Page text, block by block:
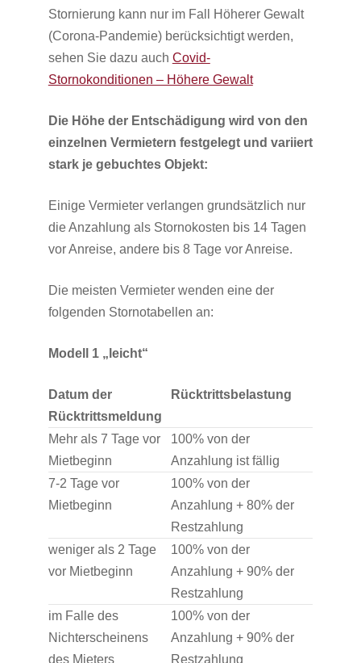
Stornierung kann nur im Fall Höherer Gewalt
(Corona-Pandemie) berücksichtigt werden,
sehen Sie dazu auch Covid-
Stornokonditionen – Höhere Gewalt
Die Höhe der Entschädigung wird von den
einzelnen Vermietern festgelegt und variiert
stark je gebuchtes Objekt:
Einige Vermieter verlangen grundsätzlich nur
die Anzahlung als Stornokosten bis 14 Tagen
vor Anreise, andere bis 8 Tage vor Anreise.
Die meisten Vermieter wenden eine der
folgenden Stornotabellen an:
Modell 1 „leicht“
Datum der
Rücktrittsmeldung
Rücktrittsbelastung
Mehr als 7 Tage vor
Mietbeginn
100% von der
Anzahlung ist fällig
7-2 Tage vor
Mietbeginn
100% von der
Anzahlung + 80% der
Restzahlung
weniger als 2 Tage
vor Mietbeginn
100% von der
Anzahlung + 90% der
Restzahlung
im Falle des
Nichterscheinens
des Mieters
100% von der
Anzahlung + 90% der
Restzahlung